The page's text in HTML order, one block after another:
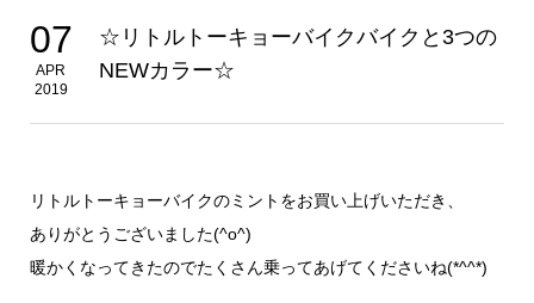
07
APR
2019
☆リトルトーキョーバイクバイクと3つの
NEWカラー☆
リトルトーキョーバイクのミントをお買い上げいただき、
ありがとうございました(^o^)
暖かくなってきたのでたくさん乗ってあげてくださいね(*^^*)